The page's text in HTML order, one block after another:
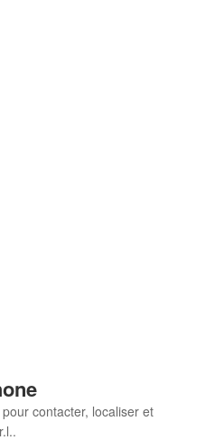
contacter, localiser et
.